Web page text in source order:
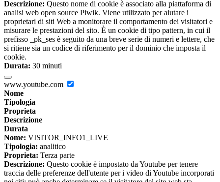
Descrizione: Questo nome di cookie è associato alla piattaforma di
analisi web open source Piwik. Viene utilizzato per aiutare i
proprietari di siti Web a monitorare il comportamento dei visitatori e
misurare le prestazioni del sito. È un cookie di tipo pattern, in cui il
prefisso _pk_ses è seguito da una breve serie di numeri e lettere, che
si ritiene sia un codice di riferimento per il dominio che imposta il
cookie.
Durata: 30 minuti
www.youtube.com
Nome
Tipologia
Proprieta
Descrizione
Durata
Nome: VISITOR_INFO1_LIVE
Tipologia: analitico
Proprieta: Terza parte
Descrizione: Questo cookie è impostato da Youtube per tenere
traccia delle preferenze dell'utente per i video di Youtube incorporati